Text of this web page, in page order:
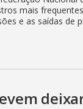
mais
e as saídas de